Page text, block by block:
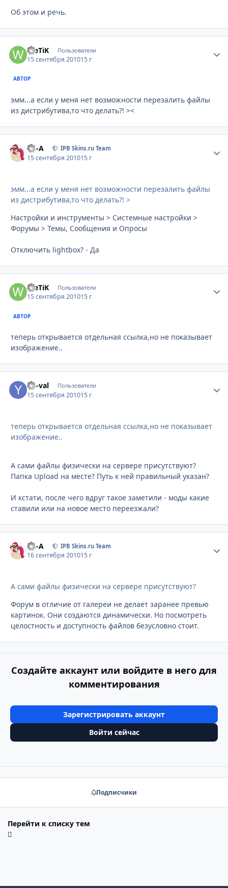
Об этом и речь.
WeTiK Пользователи
15 сентября 201015 г
АВТОР
эмм...а если у меня нет возможности перезалить файлы
из дистрибутива,то что делать?! ><
Ph-A IPB Skins.ru Team
15 сентября 201015 г
эмм...а если у меня нет возможности перезалить файлы
из дистрибутива,то что делать?! >
Настройки и инструменты > Системные настройки >
Форумы > Темы, Сообщения и Опросы
Отключить lightbox? - Да
WeTiK Пользователи
15 сентября 201015 г
АВТОР
теперь открывается отдельная ссылка,но не показывает
изображение..
Yu-val Пользователи
15 сентября 201015 г
теперь открывается отдельная ссылка,но не показывает
изображение..
А сами файлы физически на сервере присутствуют?
Папка Upload на месте? Путь к ней правильный указан?
И кстати, после чего вдруг такое заметили - моды какие
ставили или на новое место переезжали?
Ph-A IPB Skins.ru Team
16 сентября 201015 г
А сами файлы физически на сервере присутствуют?
Форум в отличие от галереи не делает заранее превью
картинок. Они создаются динамически. Но посмотреть
целостность и доступность файлов безусловно стоит.
Создайте аккаунт или войдите в него для
комментирования
Зарегистрировать аккаунт
Войти сейчас
Подписчики
Перейти к списку тем